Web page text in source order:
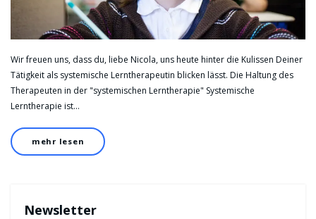
Wir freuen uns, dass du, liebe Nicola, uns heute hinter die Kulissen Deiner
Tätigkeit als systemische Lerntherapeutin blicken lässt. Die Haltung des
Therapeuten in der "systemischen Lerntherapie" Systemische
Lerntherapie ist…
mehr lesen
Newsletter